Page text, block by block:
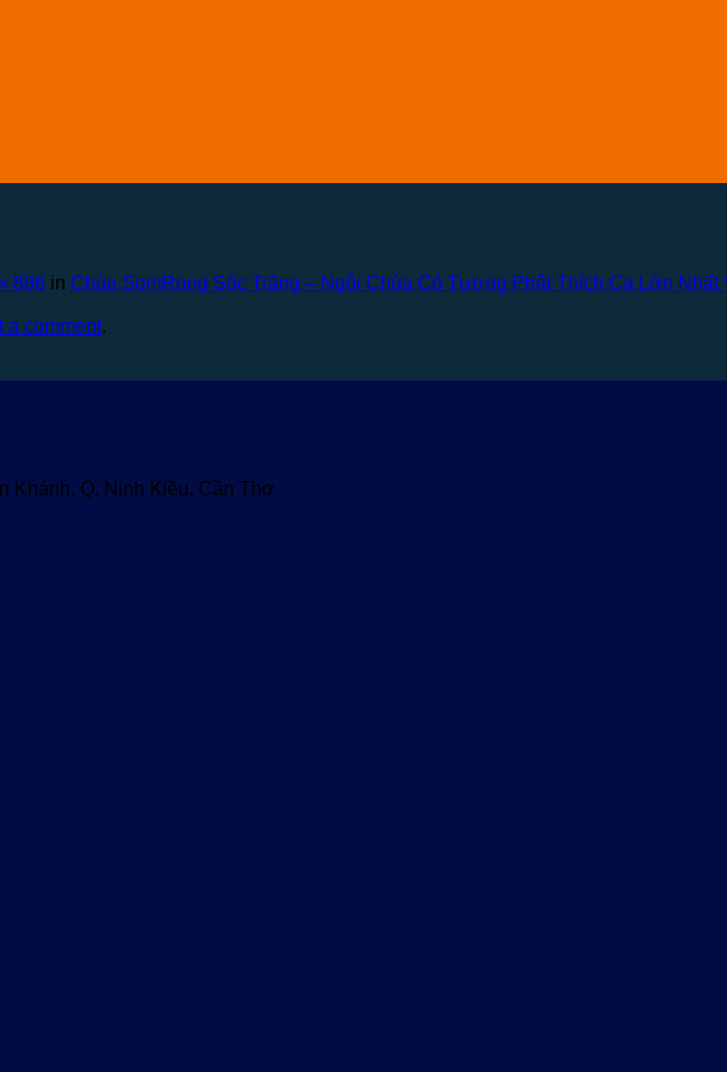
886 in Chùa SomRong Sóc Trăng – Ngôi Chùa Có Tượng Phật Thích Ca Lớn Nhất
a comment.
Khánh, Q. Ninh Kiều, Cần Thơ